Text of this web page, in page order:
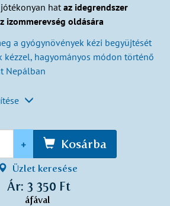
jótékonyan hataz idegrendszer
izommerevség oldására
a gyógynövények kézi begyüjtését
kézzel, hagyományos módon történő
Nepálban
+ Kosárba
Üzlet keresése
Ár: 3 350 Ft
áfával